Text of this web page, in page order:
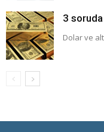
3
Dolar ve